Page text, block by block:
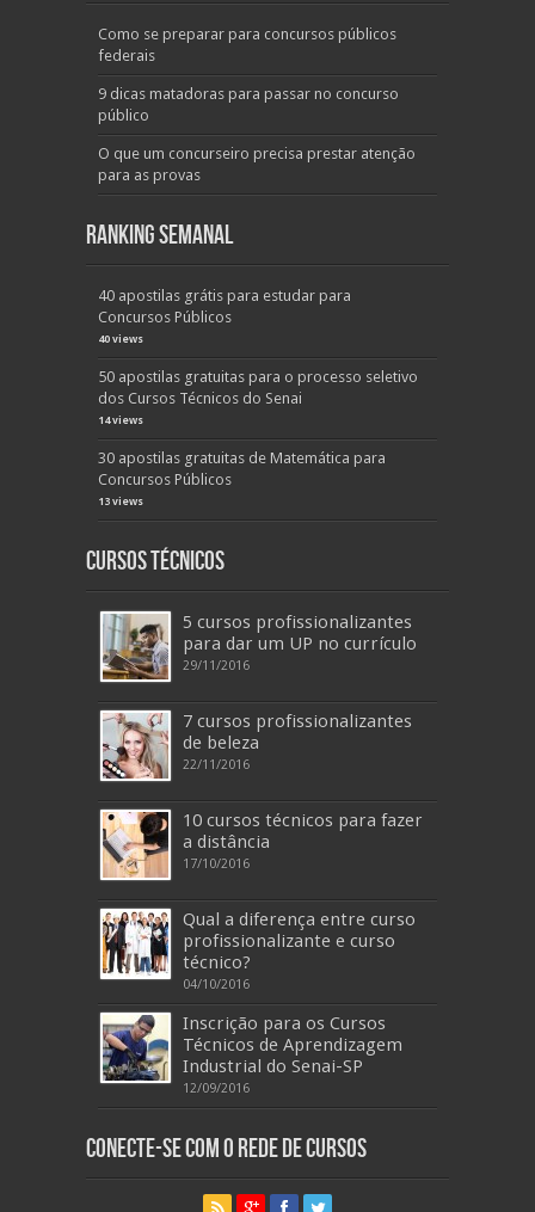
Como se preparar para concursos públicos
federais
9 dicas matadoras para passar no concurso
público
O que um concurseiro precisa prestar atenção
para as provas
Ranking Semanal
40 apostilas grátis para estudar para
Concursos Públicos
40 views
50 apostilas gratuitas para o processo seletivo
dos Cursos Técnicos do Senai
14 views
30 apostilas gratuitas de Matemática para
Concursos Públicos
13 views
Cursos Técnicos
5 cursos profissionalizantes
para dar um UP no currículo
29/11/2016
7 cursos profissionalizantes
de beleza
22/11/2016
10 cursos técnicos para fazer
a distância
17/10/2016
Qual a diferença entre curso
profissionalizante e curso
técnico?
04/10/2016
Inscrição para os Cursos
Técnicos de Aprendizagem
Industrial do Senai-SP
12/09/2016
Conecte-se com o Rede de Cursos